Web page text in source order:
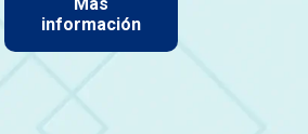
información